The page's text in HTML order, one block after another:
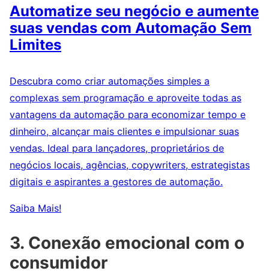
Automatize seu negócio e aumente
suas vendas com Automação Sem
Limites
Descubra como criar automações simples a
complexas sem programação e aproveite todas as
vantagens da automação para economizar tempo e
dinheiro, alcançar mais clientes e impulsionar suas
vendas. Ideal para lançadores, proprietários de
negócios locais, agências, copywriters, estrategistas
digitais e aspirantes a gestores de automação.
Saiba Mais!
3. Conexão emocional com o
consumidor